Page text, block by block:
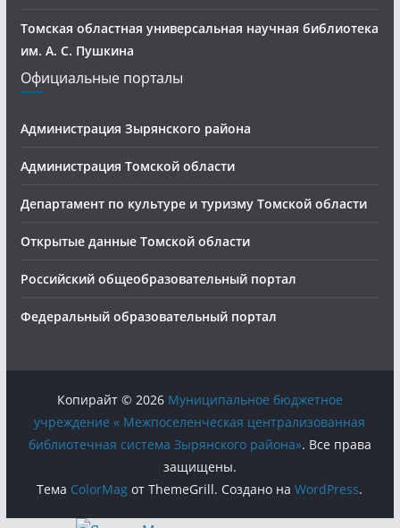
Томская областная универсальная научная библиотека
им. А. С. Пушкина
Официальные порталы
Администрация Зырянского района
Администрация Томской области
Департамент по культуре и туризму Томской области
Открытые данные Томской области
Российский общеобразовательный портал
Федеральный образовательный портал
Копирайт © 2026 Муниципальное бюджетное
учреждение « Межпоселенческая централизованная
библиотечная система Зырянского района». Все права
защищены.
Тема ColorMag от ThemeGrill. Создано наWordPress.